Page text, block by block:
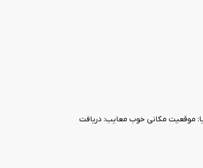
موقعیت مکانی خوب معایب: دریافت